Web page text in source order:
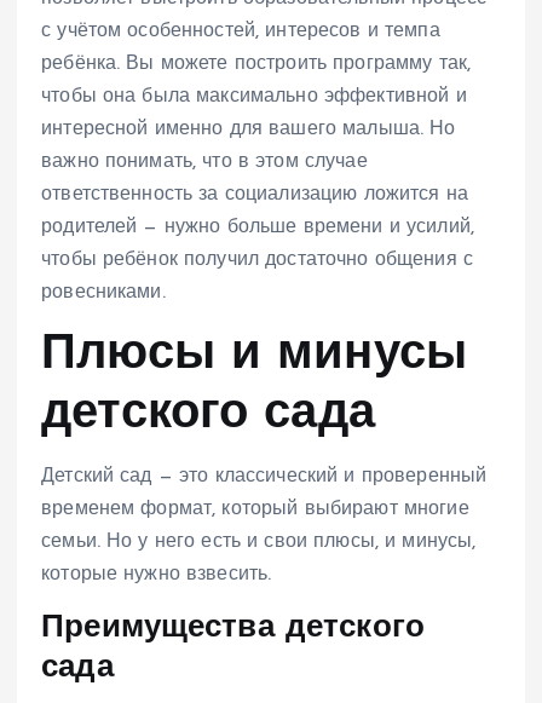
с учётом особенностей, интересов и темпа
ребёнка. Вы можете построить программу так,
чтобы она была максимально эффективной и
интересной именно для вашего малыша. Но
важно понимать, что в этом случае
ответственность за социализацию ложится на
родителей — нужно больше времени и усилий,
чтобы ребёнок получил достаточно общения с
ровесниками.
Плюсы и минусы
детского сада
Детский сад — это классический и проверенный
временем формат, который выбирают многие
семьи. Но у него есть и свои плюсы, и минусы,
которые нужно взвесить.
Преимущества детского
сада